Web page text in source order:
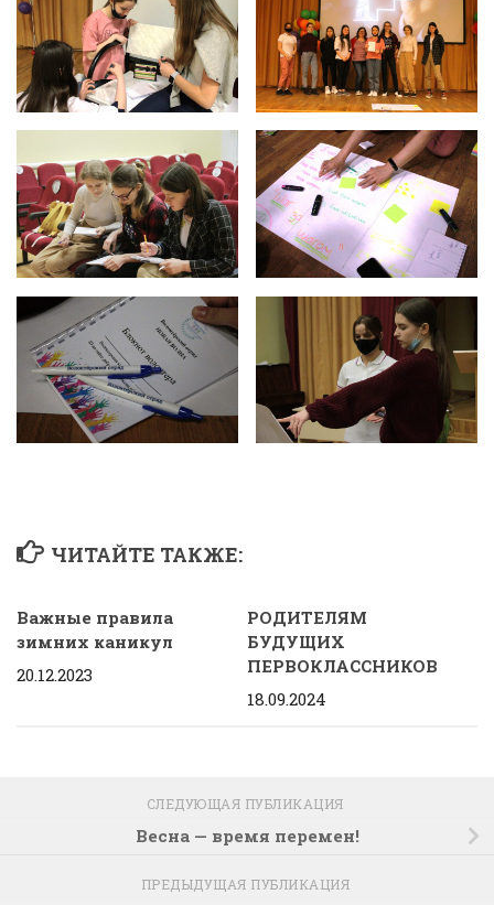
ЧИТАЙТЕ ТАКЖЕ:
Важные правила
зимних каникул
20.12.2023
РОДИТЕЛЯМ
БУДУЩИХ
ПЕРВОКЛАССНИКОВ
18.09.2024
СЛЕДУЮЩАЯ ПУБЛИКАЦИЯ
Весна — время перемен!
ПРЕДЫДУЩАЯ ПУБЛИКАЦИЯ